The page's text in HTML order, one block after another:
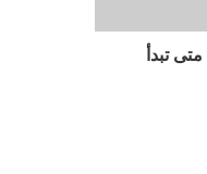
دبي للتسوق 2023.. متى تبدأ